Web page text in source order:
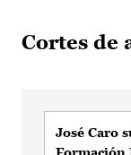
Cortes de
José Caro